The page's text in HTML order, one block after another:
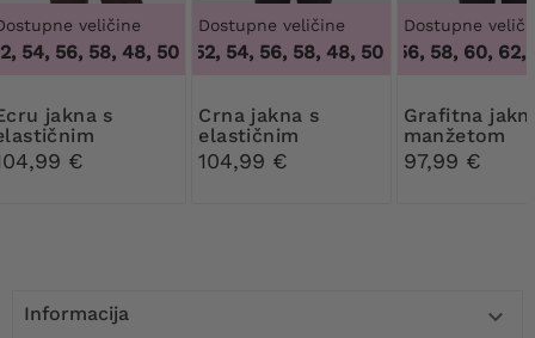
veličine
54, 56, 58,48, 50, 52, 54, 56, 58
s
€
Dostupne veličine
48, 50, 52, 54, 56, 58,48, 50, 52, 54, 56, 58
Crna jakna s
elastičnim
stranicama
104,99 €
Dostupne
52, 54, 56, 58, 60, 62,
Grafitna jakna s
manžetom
97,99 €
Informacija 